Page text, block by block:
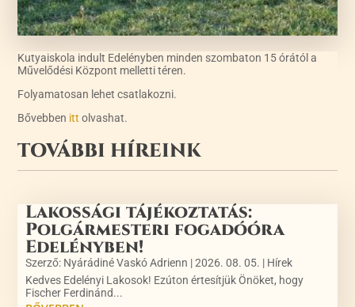
Kutyaiskola indult Edelényben minden szombaton 15 órától a
Művelődési Központ melletti téren.
Folyamatosan lehet csatlakozni.
Bővebben itt olvashat.
TOVÁBBI HÍREINK
Lakossági tájékoztatás:
Polgármesteri fogadóóra
Edelényben!
Szerző: Nyárádiné Vaskó Adrienn |2026. 08. 05. | Hírek
Kedves Edelényi Lakosok! Ezúton értesítjük Önöket, hogy
Fischer Ferdinánd...